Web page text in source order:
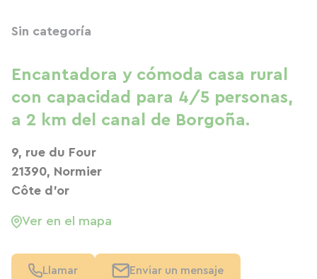
Sin categoría
Encantadora y cómoda casa rural
con capacidad para 4/5 personas,
a 2 km del canal de Borgoña.
9, rue du Four
21390, Normier
Côte d'or
Ver en el mapa
Llamar Enviar un mensaje